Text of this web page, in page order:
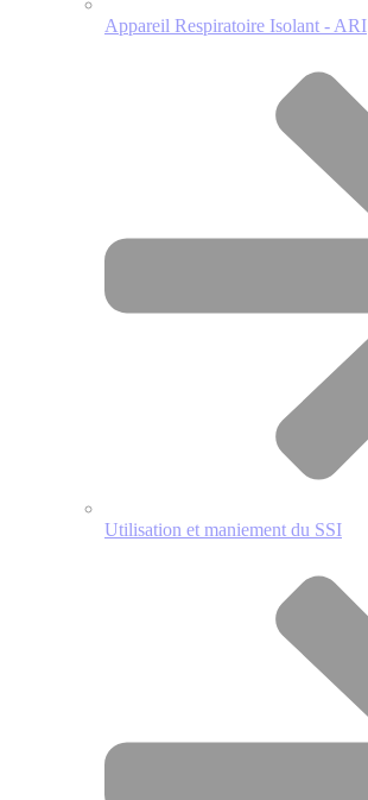
Appareil Respiratoire Isolant - ARI
Utilisation et maniement du SSI